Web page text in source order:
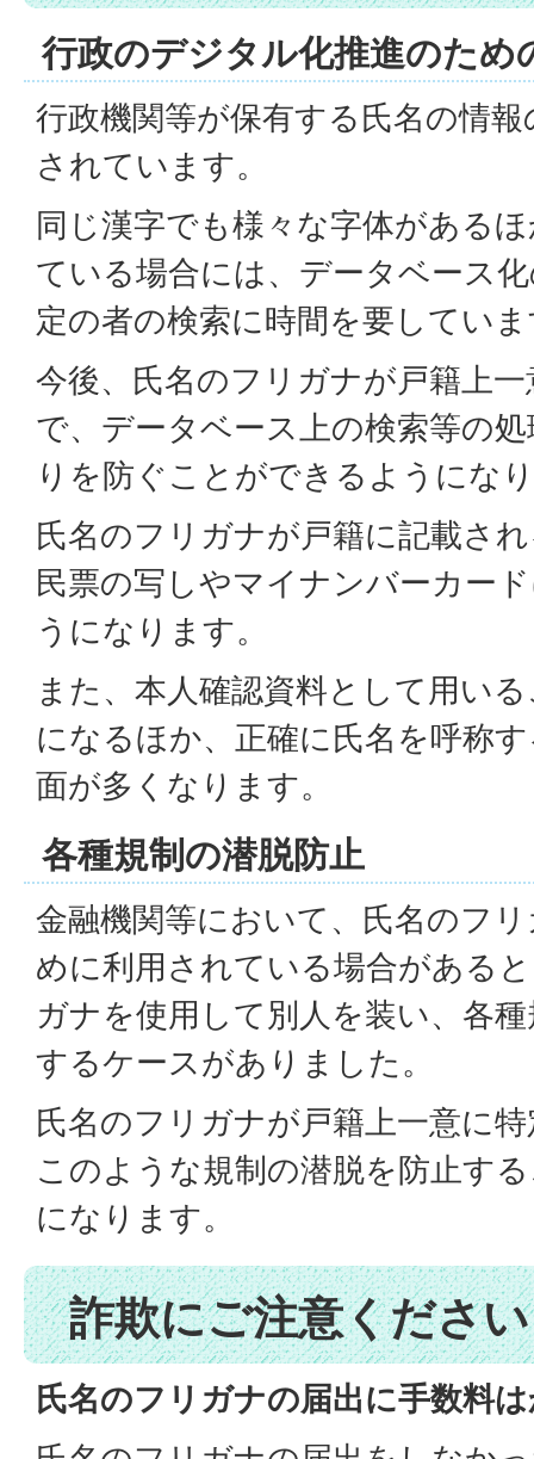
行政のデジタル化推進のため
行政機関等が保有する氏名の情
されています。
同じ漢字でも様々な字体がある
ている場合には、データベース
定の者の検索に時間を要してい
今後、氏名のフリガナが戸籍上
で、データベース上の検索等の
りを防ぐことができるようにな
氏名のフリガナが戸籍に記載さ
民票の写しやマイナンバーカー
うになります。
また、本人確認資料として用い
になるほか、正確に氏名を呼称
面が多くなります。
各種規制の潜脱防止
金融機関等において、氏名のフ
めに利用されている場合がある
ガナを使用して別人を装い、各
するケースがありました。
氏名のフリガナが戸籍上一意に
このような規制の潜脱を防止す
になります。
詐欺にご注意くださ
氏名のフリガナの届出に手数料